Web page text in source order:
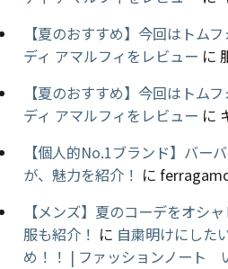
【夏のおすすめ】今回はトム
ディ アマルフィをレビュー に
【夏のおすすめ】今回はトム
ディ アマルフィをレビュー に
【個人的No.1ブランド】バー
が、魅力を紹介！ に
【メンズ】夏のコーデをオシ
服も紹介！ に 自粛明けにした
め！！ | ファッションノート